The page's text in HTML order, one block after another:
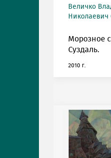
Величко
Николаевич
Морозное
Суздаль.
2010 г.